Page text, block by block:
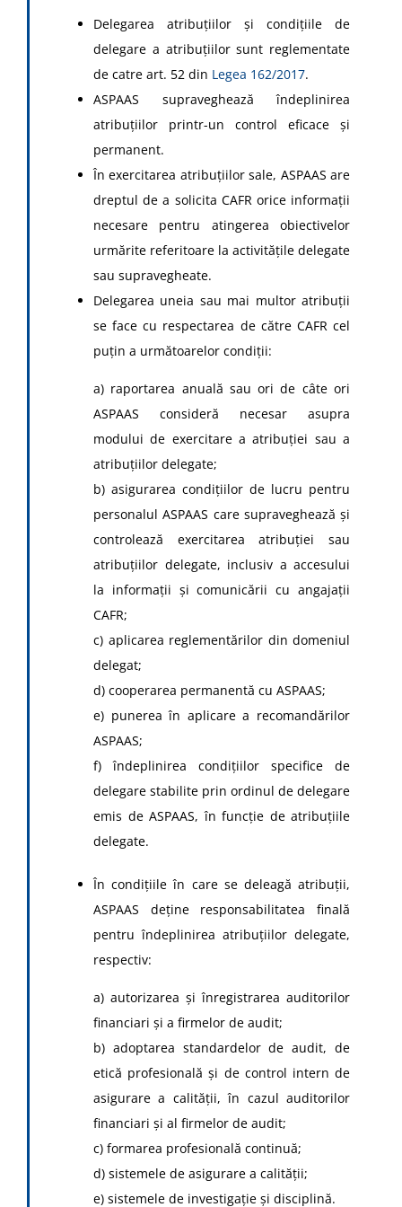
Delegarea atribuţiilor şi condiţiile de
delegare a atribuţiilor sunt reglementate
de catre art. 52 din Legea 162/2017.
ASPAAS supraveghează îndeplinirea
atribuţiilor printr-un control eficace şi
permanent.
În exercitarea atribuţiilor sale, ASPAAS are
dreptul de a solicita CAFR orice informaţii
necesare pentru atingerea obiectivelor
urmărite referitoare la activităţile delegate
sau supravegheate.
Delegarea uneia sau mai multor atribuţii
se face cu respectarea de către CAFR cel
puţin a următoarelor condiţii:
a) raportarea anuală sau ori de câte ori
ASPAAS consideră necesar asupra
modului de exercitare a atribuţiei sau a
atribuţiilor delegate;
b) asigurarea condiţiilor de lucru pentru
personalul ASPAAS care supraveghează şi
controlează exercitarea atribuţiei sau
atribuţiilor delegate, inclusiv a accesului
la informaţii şi comunicării cu angajaţii
CAFR;
c) aplicarea reglementărilor din domeniul
delegat;
d) cooperarea permanentă cu ASPAAS;
e) punerea în aplicare a recomandărilor
ASPAAS;
f) îndeplinirea condiţiilor specifice de
delegare stabilite prin ordinul de delegare
emis de ASPAAS, în funcţie de atribuţiile
delegate.
În condiţiile în care se deleagă atribuţii,
ASPAAS deţine responsabilitatea finală
pentru îndeplinirea atribuţiilor delegate,
respectiv:
a) autorizarea şi înregistrarea auditorilor
financiari şi a firmelor de audit;
b) adoptarea standardelor de audit, de
etică profesională şi de control intern de
asigurare a calităţii, în cazul auditorilor
financiari şi al firmelor de audit;
c) formarea profesională continuă;
d) sistemele de asigurare a calităţii;
e) sistemele de investigaţie şi disciplină.